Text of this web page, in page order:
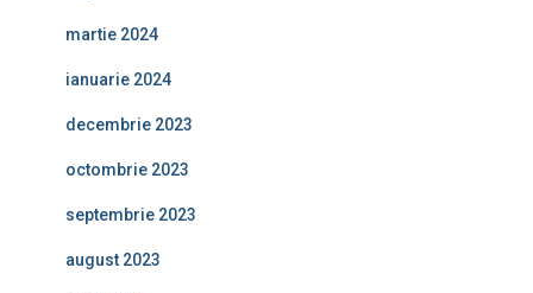
martie 2024
ianuarie 2024
decembrie 2023
octombrie 2023
septembrie 2023
august 2023